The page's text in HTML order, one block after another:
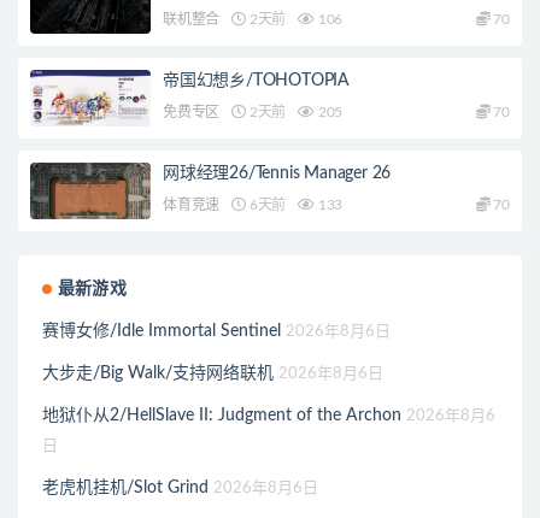
联机整合 2天前 106 70
帝国幻想乡/TOHOTOPIA
免费专区 2天前 205 70
网球经理26/Tennis Manager 26
体育竞速 6天前 133 70
最新游戏
赛博女修/Idle Immortal Sentinel 2026年8月6日
大步走/Big Walk/支持网络联机 2026年8月6日
地狱仆从2/HellSlave II: Judgment of the Archon 2026年8月6
日
老虎机挂机/Slot Grind 2026年8月6日